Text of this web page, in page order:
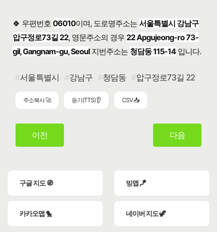
🍀 우편번호 06010이며, 도로명주소는서울특별시 강남구
압구정로73길 22, 영문주소의 경우 22 Apgujeong-ro 73-
gil, Gangnam-gu, Seoul지번주소는 청담동 115-14입니다.
서울특별시 강남구 청담동 압구정로73길 22
주소복사 🚀 듣기(TTS) 👂 CSV 📥
이전 다음
구글 지도 🧭 빙맵 🪁
카카오맵 🐤 네이버 지도 🦖